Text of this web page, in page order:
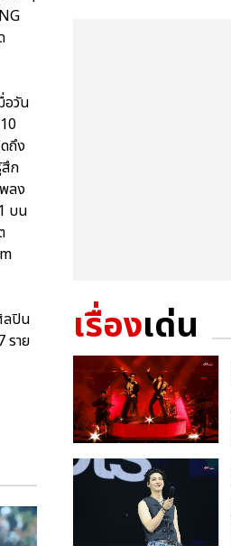
อวัน
ถึง
สึก
ลง
บน
ลปิน
ราย
เรื่องเด่น